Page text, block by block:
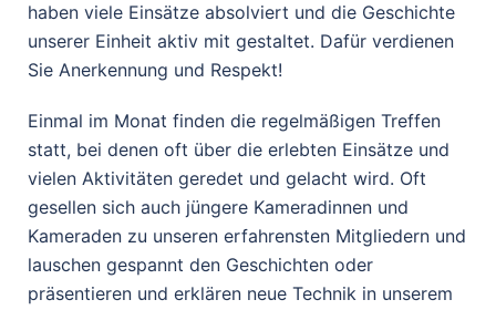
haben viele Einsätze absolviert und die Geschichte
unserer Einheit aktiv mit gestaltet. Dafür verdienen
Sie Anerkennung und Respekt!
Einmal im Monat finden die regelmäßigen Treffen
statt, bei denen oft über die erlebten Einsätze und
vielen Aktivitäten geredet und gelacht wird. Oft
gesellen sich auch jüngere Kameradinnen und
Kameraden zu unseren erfahrensten Mitgliedern und
lauschen gespannt den Geschichten oder
präsentieren und erklären neue Technik in unserem